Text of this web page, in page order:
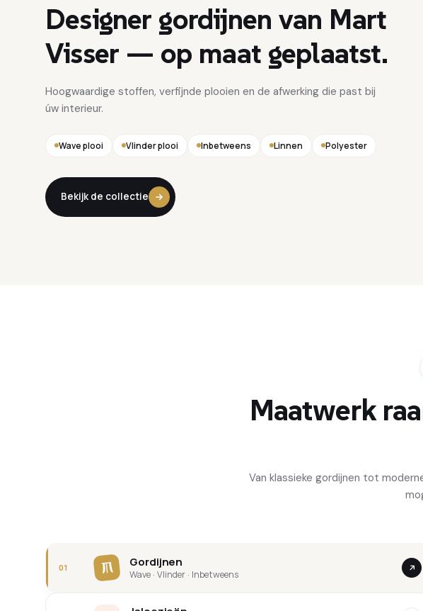
Designer gordijnen van Mart
Visser — op maat geplaatst.
Hoogwaardige stoffen, verfijnde plooien en de afwerking die past bij
úw interieur.
Wave plooi Vlinder plooi Inbetweens Linnen Polyester
Bekijk de collectie
Maatwerk
Van klassieke gordijnen tot
01 Gordijnen
Wave · Vlinder · Inbetweens